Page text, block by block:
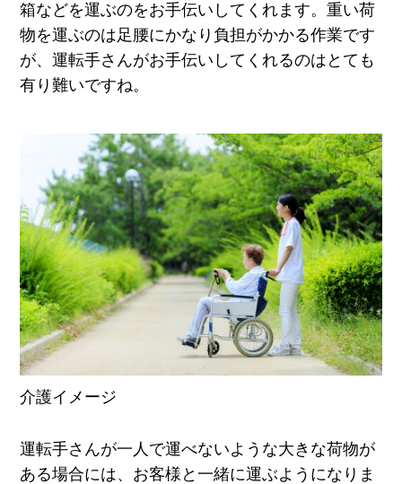
箱などを運ぶのをお手伝いしてくれます。重い荷
物を運ぶのは足腰にかなり負担がかかる作業です
が、運転手さんがお手伝いしてくれるのはとても
有り難いですね。
介護イメージ
運転手さんが一人で運べないような大きな荷物が
ある場合には、お客様と一緒に運ぶようになりま